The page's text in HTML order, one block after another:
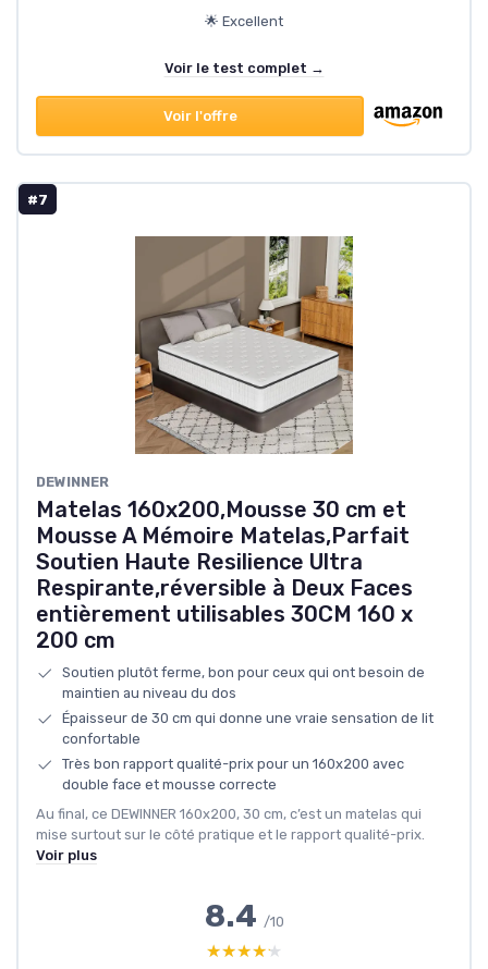
🌟 Excellent
Voir le test complet →
Voir l'offre
#7
DEWINNER
Matelas 160x200,Mousse 30 cm et
Mousse A Mémoire Matelas,Parfait
Soutien Haute Resilience Ultra
Respirante,réversible à Deux Faces
entièrement utilisables 30CM 160 x
200 cm
Soutien plutôt ferme, bon pour ceux qui ont besoin de
maintien au niveau du dos
Épaisseur de 30 cm qui donne une vraie sensation de lit
confortable
Très bon rapport qualité-prix pour un 160x200 avec
double face et mousse correcte
Au final, ce DEWINNER 160x200, 30 cm, c’est un matelas qui
mise surtout sur le côté pratique et le rapport qualité-prix.
Voir plus
8.4 /10
★★★★★
★★★★★